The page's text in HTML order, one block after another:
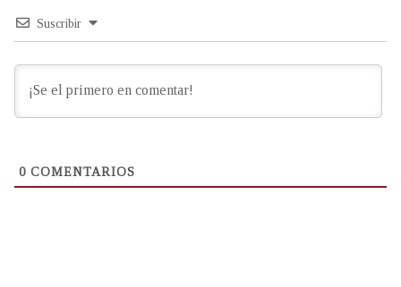
Suscribir
0 COMENTARIOS